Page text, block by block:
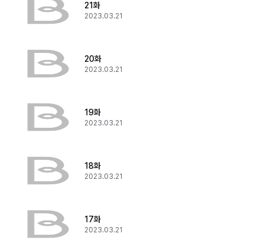
21화
2023.03.21
20화
2023.03.21
19화
2023.03.21
18화
2023.03.21
17화
2023.03.21